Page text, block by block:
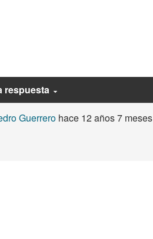
respuesta
Guerrero hace 12 años 7 meses